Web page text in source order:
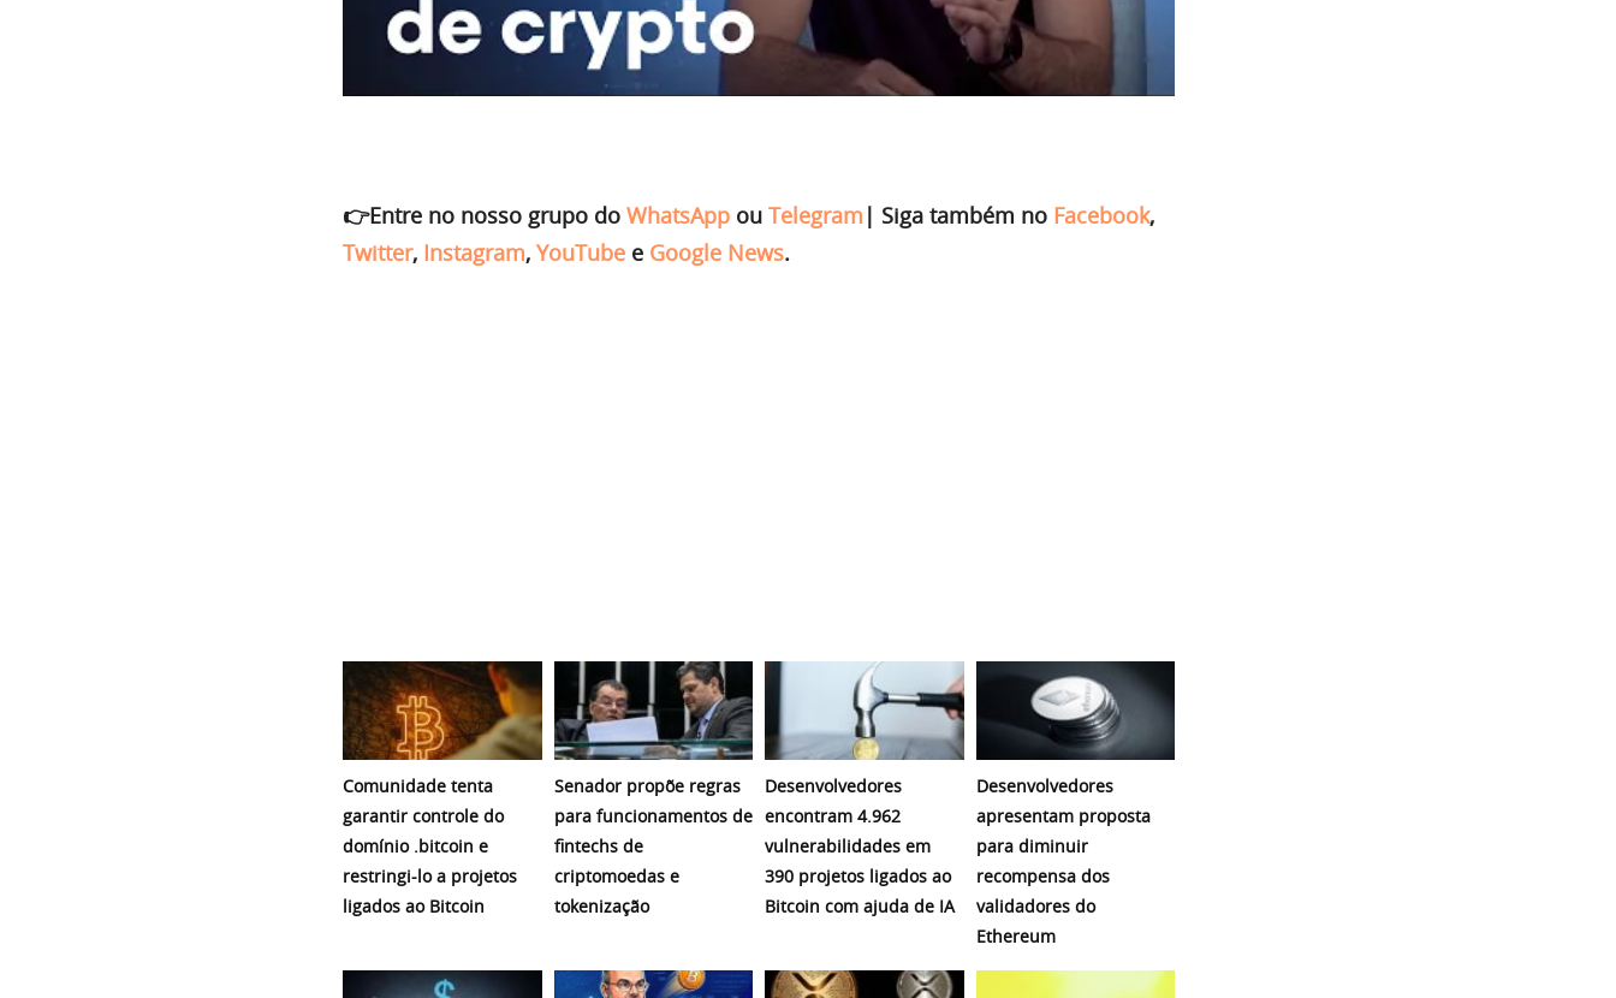
👉Entre no nosso grupo do WhatsApp ou Telegram | Siga também no Facebook,
Twitter, Instagram, YouTube e Google News.
Comunidade tenta
garantir controle do
domínio .bitcoin e
restringi-lo a projetos
ligados ao Bitcoin
Senador propõe regras
para funcionamentos de
fintechs de
criptomoedas e
tokenização
Desenvolvedores
encontram 4.962
vulnerabilidades em
390 projetos ligados ao
Bitcoin com ajuda de IA
Desenvolvedores
apresentam proposta
para diminuir
recompensa dos
validadores do
Ethereum